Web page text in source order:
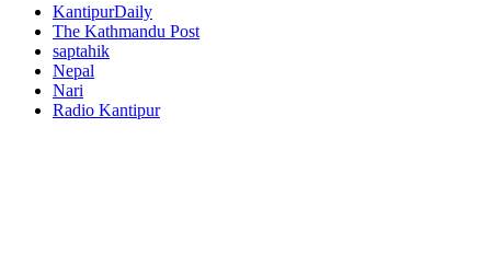
KantipurDaily
The Kathmandu Post
saptahik
Nepal
Nari
Radio Kantipur